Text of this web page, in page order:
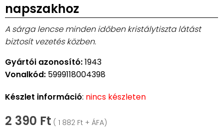
napszakhoz
A sárga lencse minden időben kristálytiszta látást
biztosít vezetés közben.
Gyártói azonosító:1943
Vonalkód: 5999118004398
Készlet információ: nincs készleten
2 390 Ft ( 1 882 Ft + ÁFA)